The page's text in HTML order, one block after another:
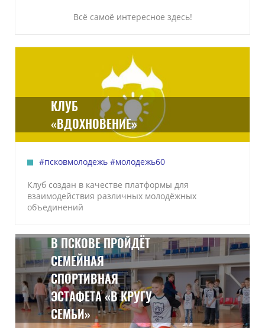
Всё самоё интересное здесь!
КЛУБ
«ВДОХНОВЕНИЕ»
#псковмолодежь #молодежь60
Клуб создан в качестве платформы для
взаимодействия различных молодёжных
объединений
В ПСКОВЕ ПРОЙДЁТ
СЕМЕЙНАЯ
СПОРТИВНАЯ
ЭСТАФЕТА «В КРУГУ
СЕМЬИ»